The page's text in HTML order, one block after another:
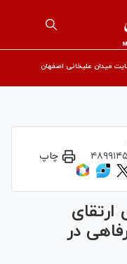
میدان علیخانی اصفهان
۴۸۹۹۱۴۵ چاپ
ارتقای
در